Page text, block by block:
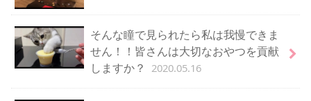
そんな瞳で見られたら私は我慢できま
せん！！皆さんは大切なおやつを貢献
しますか？
2020.05.16